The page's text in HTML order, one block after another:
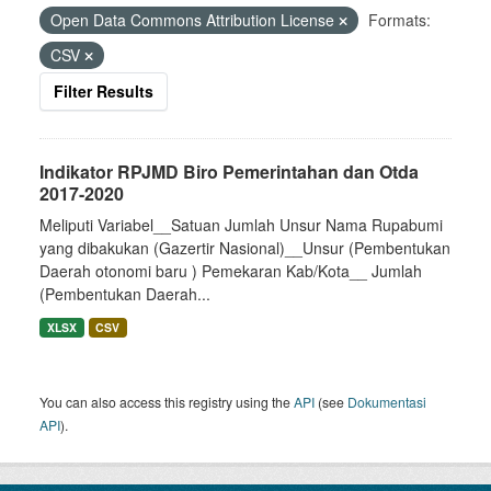
Open Data Commons Attribution License
Formats:
CSV
Filter Results
Indikator RPJMD Biro Pemerintahan dan Otda
2017-2020
Meliputi Variabel__Satuan Jumlah Unsur Nama Rupabumi
yang dibakukan (Gazertir Nasional)__Unsur (Pembentukan
Daerah otonomi baru ) Pemekaran Kab/Kota__ Jumlah
(Pembentukan Daerah...
XLSX CSV
You can also access this registry using theAPI (see Dokumentasi
API).